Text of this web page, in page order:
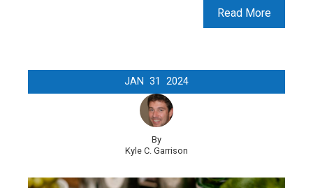
Read More
JAN 31 2024
By
Kyle C. Garrison